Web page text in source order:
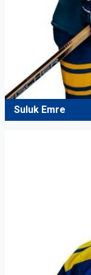
Suluk Emre